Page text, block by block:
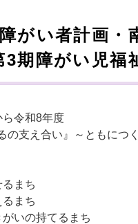
がい者計画・
3期障がい児福
令和8年度
支え合い』～ともにつ
まち
まち
いの持てるまち